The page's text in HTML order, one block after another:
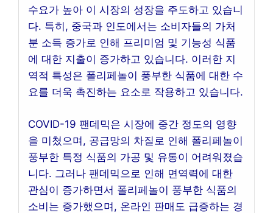
수요가 높아 이 시장의 성장을 주도하고 있습니
다. 특히, 중국과 인도에서는 소비자들의 가처
분 소득 증가로 인해 프리미엄 및 기능성 식품
에 대한 지출이 증가하고 있습니다. 이러한 지
역적 특성은 폴리페놀이 풍부한 식품에 대한 수
요를 더욱 촉진하는 요소로 작용하고 있습니다.
COVID-19 팬데믹은 시장에 중간 정도의 영향
을 미쳤으며, 공급망의 차질로 인해 폴리페놀이
풍부한 특정 식품의 가공 및 유통이 어려워졌습
니다. 그러나 팬데믹으로 인해 면역력에 대한
관심이 증가하면서 폴리페놀이 풍부한 식품의
소비는 증가했으며, 온라인 판매도 급증하는 경